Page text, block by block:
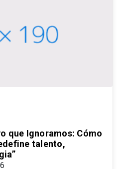
que Ignoramos: Cómo
talento,